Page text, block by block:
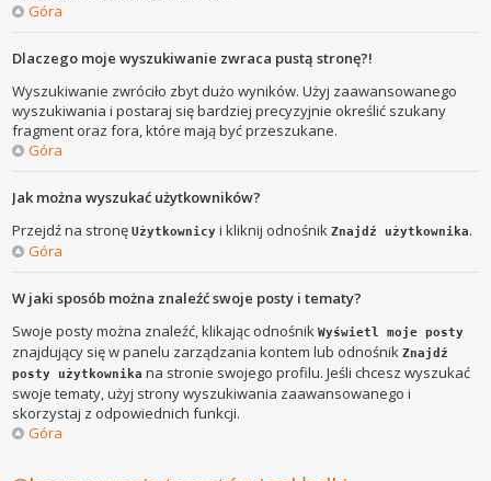
Góra
Dlaczego moje wyszukiwanie zwraca pustą stronę?!
Wyszukiwanie zwróciło zbyt dużo wyników. Użyj zaawansowanego
wyszukiwania i postaraj się bardziej precyzyjnie określić szukany
fragment oraz fora, które mają być przeszukane.
Góra
Jak można wyszukać użytkowników?
Przejdź na stronęUżytkownicy i kliknij odnośnikZnajdź użytkownika.
Góra
W jaki sposób można znaleźć swoje posty i tematy?
Swoje posty można znaleźć, klikając odnośnikWyświetl moje posty
znajdujący się w panelu zarządzania kontem lub odnośnikZnajdź
posty użytkownika na stronie swojego profilu. Jeśli chcesz wyszukać
swoje tematy, użyj strony wyszukiwania zaawansowanego i
skorzystaj z odpowiednich funkcji.
Góra